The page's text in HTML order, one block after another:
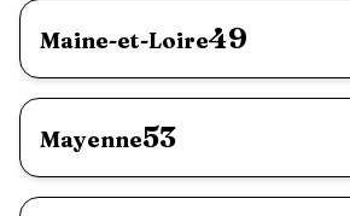
Maine-et-Loire49
Mayenne53